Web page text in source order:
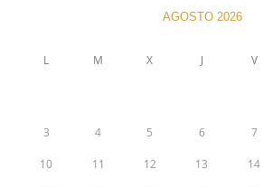
AGOSTO 2026
L M X J V
3 4 5 6 7
10 11 12 13 14